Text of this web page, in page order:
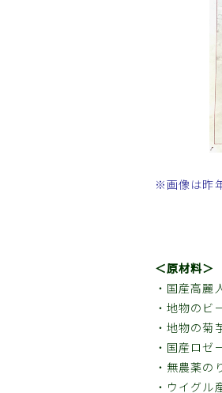
※画像は昨
＜原材料＞
・国産高麗
・地物のビ
・地物の菊
・国産ロゼ
・無農薬の
・ウイグル